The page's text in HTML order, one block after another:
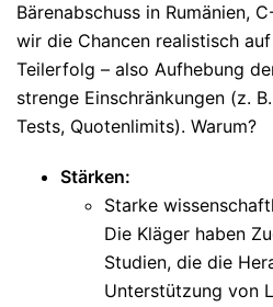
Bärenabschuss in Rumänien,
wir die Chancen realistisch
Teilerfolg – also Aufhebung
strenge Einschränkungen (z.
Tests, Quotenlimits). Warum?
Stärken:
Starke
Die Kläger haben
Studien, die die
Unterstützung von